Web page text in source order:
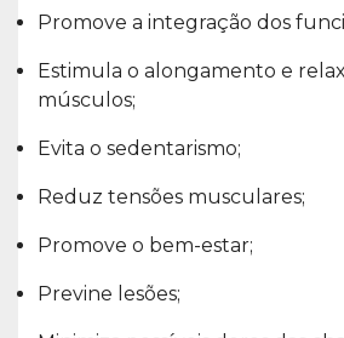
Promove a integração dos
Estimula o alongamento e
músculos;
Evita o sedentarismo;
Reduz tensões musculares;
Promove o bem-estar;
Previne lesões;